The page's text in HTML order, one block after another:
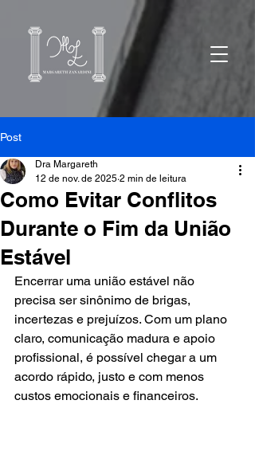
Post
Como Evitar Conflitos
Durante o Fim da União
Estável
Dra Margareth
12 de nov. de 2025 2 min de leitura
Encerrar uma união estável não
precisa ser sinônimo de brigas,
incertezas e prejuízos. Com um plano
claro, comunicação madura e apoio
profissional, é possível chegar a um
acordo rápido, justo e com menos
custos emocionais e financeiros.